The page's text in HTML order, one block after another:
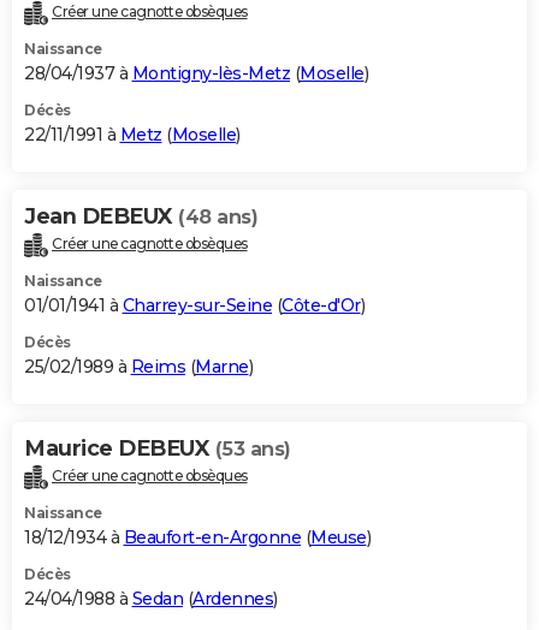
Créer une cagnotte obsèques
Naissance
28/04/1937 à Montigny-lès-Metz (Moselle)
Décès
22/11/1991 à Metz (Moselle)
Jean DEBEUX (48 ans)
Créer une cagnotte obsèques
Naissance
01/01/1941 à Charrey-sur-Seine (Côte-d'Or)
Décès
25/02/1989 à Reims (Marne)
Maurice DEBEUX (53 ans)
Créer une cagnotte obsèques
Naissance
18/12/1934 à Beaufort-en-Argonne (Meuse)
Décès
24/04/1988 à Sedan (Ardennes)